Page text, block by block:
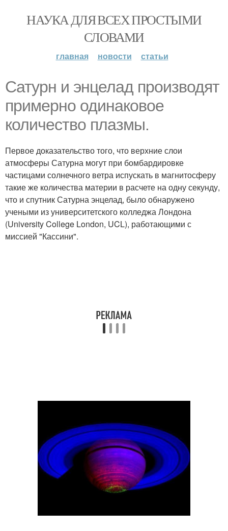
НАУКА ДЛЯ ВСЕХ ПРОСТЫМИ
СЛОВАМИ
главная новости статьи
Сатурн и энцелад производят
примерно одинаковое
количество плазмы.
Первое доказательство того, что верхние слои
атмосферы Сатурна могут при бомбардировке
частицами солнечного ветра испускать в магнитосферу
такие же количества материи в расчете на одну секунду,
что и спутник Сатурна энцелад, было обнаружено
учеными из университетского колледжа Лондона
(University College London, UCL), работающими с
миссией "Кассини".